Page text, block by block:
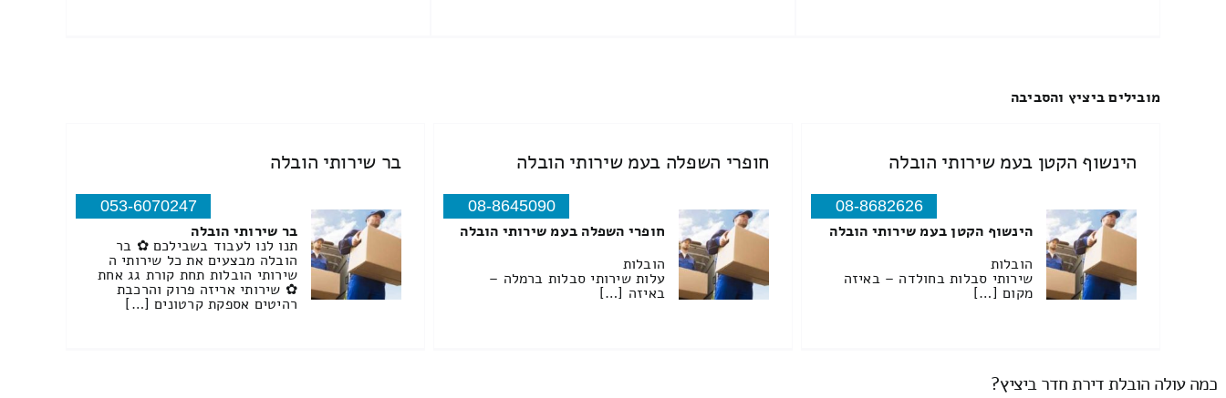
מובילים ביציץ והסביבה
הינשוף הקטן בעמ שירותי הובלה
08-8682626
הינשוף הקטן בעמ שירותי הובלה
הובלות
שירותי סבלות בחולדה – באיזה
מקום […]
חופרי השפלה בעמ שירותי הובלה
08-8645090
חופרי השפלה בעמ שירותי הובלה
הובלות
עלות שירותי סבלות ברמלה –
באיזה […]
בר שירותי הובלה
053-6070247
בר שירותי הובלה
תנו לנו לעבוד בשבילכם ✿ בר
הובלה מבצעים את כל שירותי ה
שירותי הובלות תחת קורת גג אחת
✿ שירותי אריזה פרוק והרכבת
רהיטים אספקת קרטונים […]
כמה עולה הובלת דירת חדר ביציץ?